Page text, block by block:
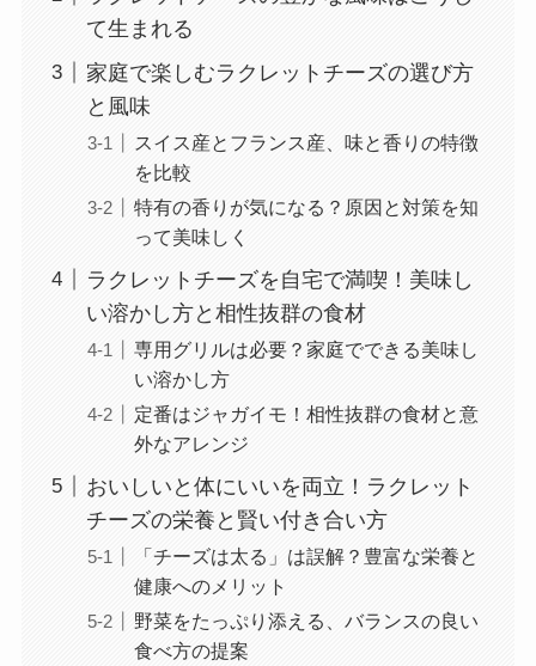
て生まれる
家庭で楽しむラクレットチーズの選び方
と風味
スイス産とフランス産、味と香りの特徴
を比較
特有の香りが気になる？原因と対策を知
って美味しく
ラクレットチーズを自宅で満喫！美味し
い溶かし方と相性抜群の食材
専用グリルは必要？家庭でできる美味し
い溶かし方
定番はジャガイモ！相性抜群の食材と意
外なアレンジ
おいしいと体にいいを両立！ラクレット
チーズの栄養と賢い付き合い方
「チーズは太る」は誤解？豊富な栄養と
健康へのメリット
野菜をたっぷり添える、バランスの良い
食べ方の提案